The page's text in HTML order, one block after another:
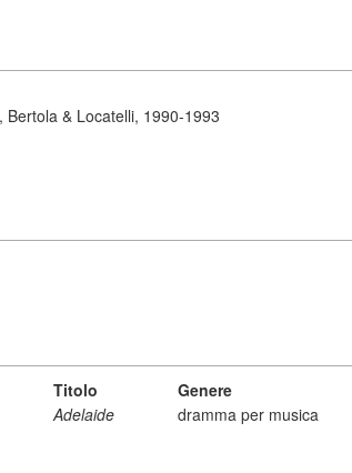
Bertola & Locatelli, 1990-1993
Titolo Genere
Adelaide dramma per musica